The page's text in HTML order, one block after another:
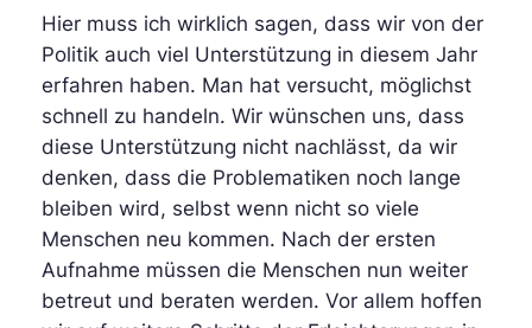
Hier muss ich wirklich sagen, dass wir von der
Politik auch viel Unterstützung in diesem Jahr
erfahren haben. Man hat versucht, möglichst
schnell zu handeln. Wir wünschen uns, dass
diese Unterstützung nicht nachlässt, da wir
denken, dass die Problematiken noch lange
bleiben wird, selbst wenn nicht so viele
Menschen neu kommen. Nach der ersten
Aufnahme müssen die Menschen nun weiter
betreut und beraten werden. Vor allem hoffen